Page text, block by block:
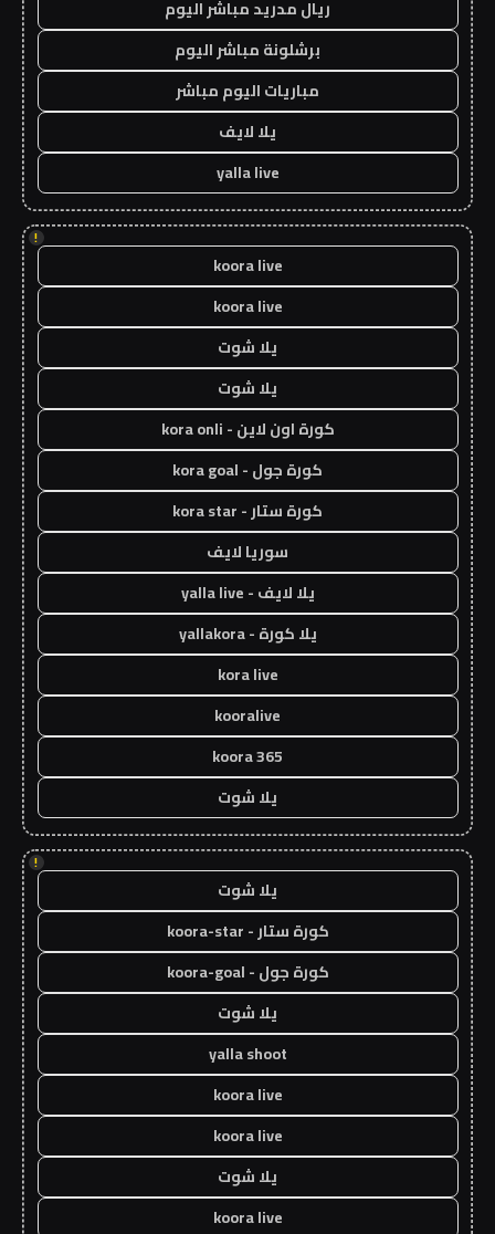
ريال مدريد مباشر اليوم
برشلونة مباشر اليوم
مباريات اليوم مباشر
يلا لايف
yalla live
!
koora live
koora live
يلا شوت
يلا شوت
كورة اون لاين - kora onli
كورة جول - kora goal
كورة ستار - kora star
سوريا لايف
يلا لايف - yalla live
يلا كورة - yallakora
kora live
kooralive
koora 365
يلا شوت
!
يلا شوت
كورة ستار - koora-star
كورة جول - koora-goal
يلا شوت
yalla shoot
koora live
koora live
يلا شوت
koora live